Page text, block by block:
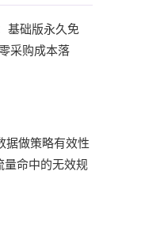
基础版永久免
采购成本落
据做策略有效性
量命中的无效规